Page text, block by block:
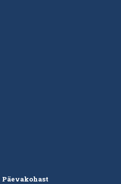
Päevakohast